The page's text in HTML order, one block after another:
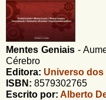
á
r
i
o
d
G
o
f
i
n
h
o
Mentes Geniais -
Cérebro
Editora: Universo
ISBN: 8579302765
Escrito por: Alberto